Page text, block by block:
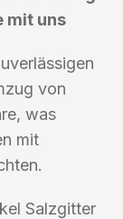
mit uns
von
was
mit
Salzgitter